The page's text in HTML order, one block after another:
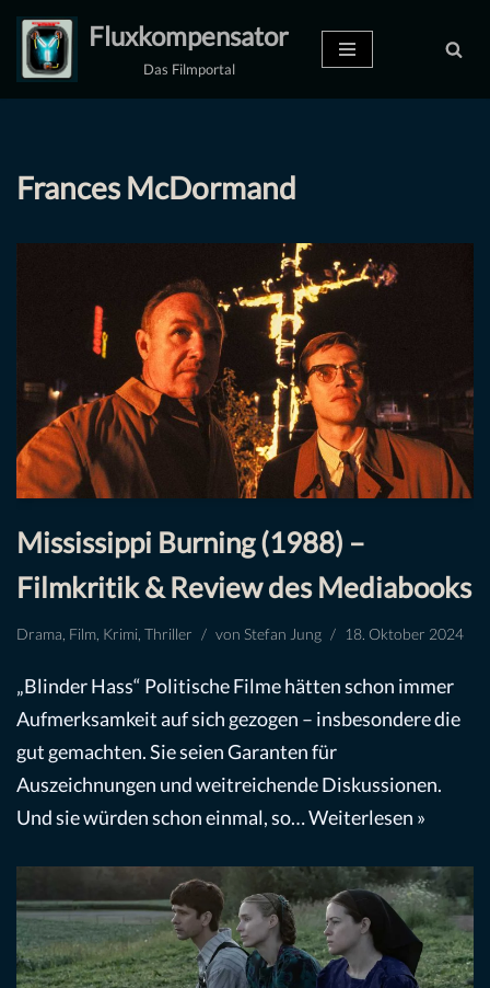
Zum
Inhalt
Fluxkompensator
Das Filmportal
Frances McDormand
Mississippi Burning (1988) –
Filmkritik & Review des Mediabooks
Drama Film Krimi Thriller von Stefan Jung 18. Oktober 2024
„Blinder Hass“ Politische Filme hätten schon immer
Aufmerksamkeit auf sich gezogen – insbesondere die
gut gemachten. Sie seien Garanten für
Auszeichnungen und weitreichende Diskussionen.
Und sie würden schon einmal, so…Weiterlesen »